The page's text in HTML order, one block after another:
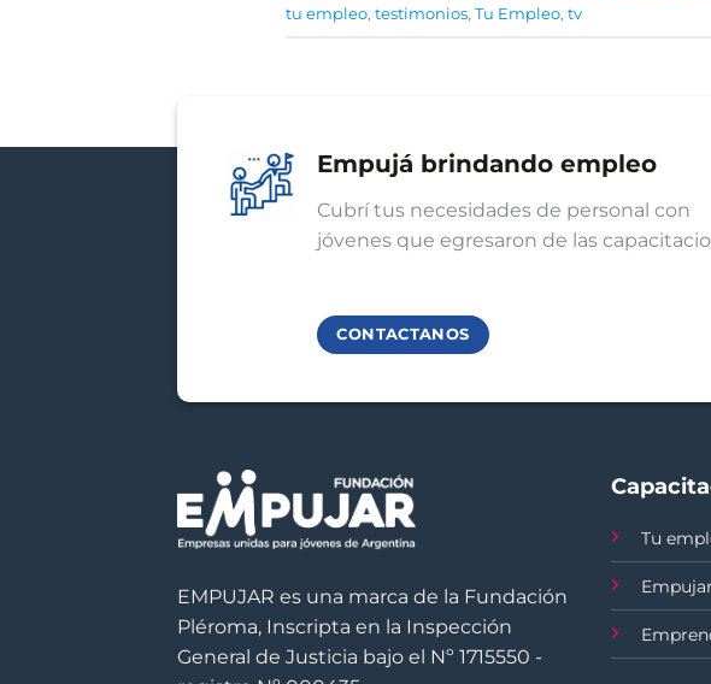
tu empleo, testimonios, Tu Empleo, tv
Empujá brindando empleo
Cubrí tus necesidades de personal con
jóvenes que egresaron de las
CONTACTANOS
EMPUJAR es una marca de la Fundación
Pléroma, Inscripta en la Inspección
General de Justicia bajo el Nº 1715550 -
Tu